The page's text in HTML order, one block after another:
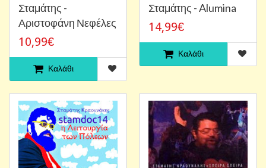
Σταμάτης -
Αριστοφάνη Νεφέλες
10,99€
Καλάθι
Σταμάτης - Alumina
14,99€
Καλάθι